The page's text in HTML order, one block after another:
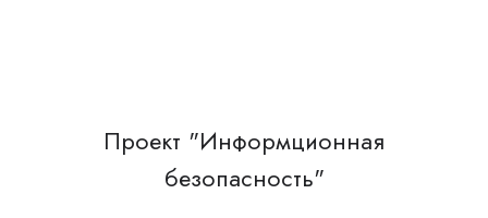
Проект "Информционная
безопасность"